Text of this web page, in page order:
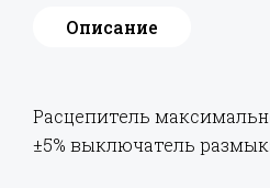
Описание
Расцепитель
±5% выключатель